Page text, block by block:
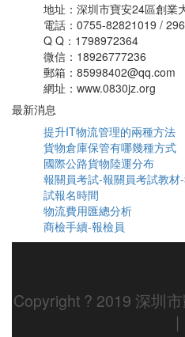
地址：深圳市寶安24區創業
電話：0755-82821019 /
Q Q：1798972364
微信：18926777236
郵箱：85998402@qq.com
網址：www.0830jz.org
最新消息
提升IT物流管理的兩種方法
貨物倉庫保管有哪幾種方式
國際公路貨物陸運分布
報關員考試-報關員考試教
試報名時間
物流費用匯總分析
商檢手續-報檢員
Copyright ? 2019 深圳
|